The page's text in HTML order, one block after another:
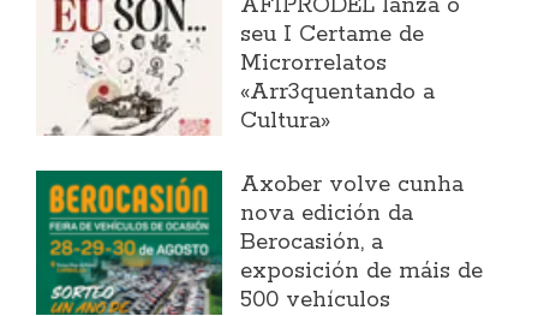
seu I Certame de
Microrrelatos
«Arr3quentando a
Cultura»
Axober volve cunha
nova edición da
Berocasión, a
exposición de máis de
500 vehículos